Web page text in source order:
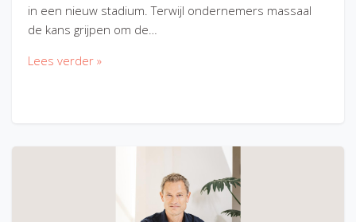
in een nieuw stadium. Terwijl ondernemers massaal
de kans grijpen om de…
Lees verder »